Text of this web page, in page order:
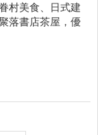
村美食、日式建
落書店茶屋，優